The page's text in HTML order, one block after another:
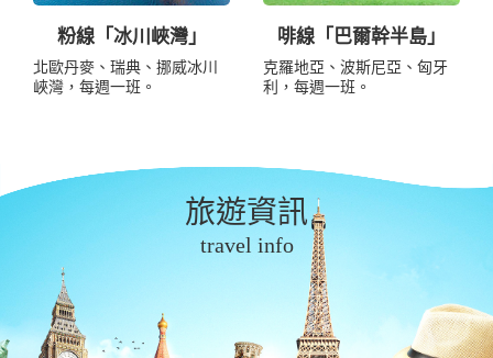
粉線「冰川峽灣」
北歐丹麥、瑞典、挪威冰川
峽灣，每週一班。
啡線「巴爾幹半島」
克羅地亞、波斯尼亞、匈牙
利，每週一班。
旅遊資訊
travel info